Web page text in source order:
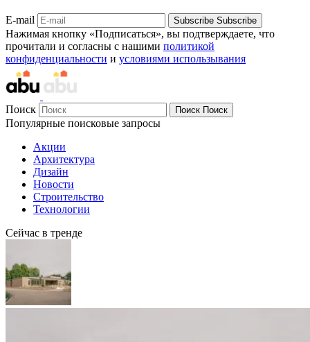
E-mail Subscribe Subscribe
Нажимая кнопку «Подписаться», вы подтверждаете, что
прочитали и согласны с нашими политикой
конфиденциальности и условиями использывания
Поиск Поиск Поиск
Популярные поисковые запросы
Акции
Архитектура
Дизайн
Новости
Строительство
Технологии
Сейчас в тренде